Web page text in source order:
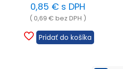
0,85 € s DPH
( 0,69€ bez DPH )
Pridať do košíka